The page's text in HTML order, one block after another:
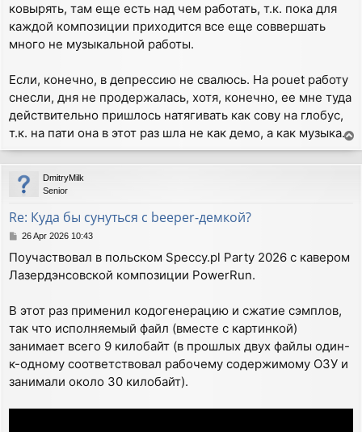
ковырять, там еще есть над чем работать, т.к. пока для
каждой композиции приходится все еще соввершать
много не музыкальной работы.
Если, конечно, в депрессию не свалюсь. На pouet работу
снесли, дня не продержалась, хотя, конечно, ее мне туда
действительно пришлось натягивать как сову на глобус,
т.к. на пати она в этот раз шла не как демо, а как музыка.
o
p
DmitryMilk
Senior
Re: Куда бы сунуться с beeper-демкой?
P
s
t
26 Apr 2026 10:43
Поучаствовал в польском Speccy.pl Party 2026 с кавером
Лазердэнсовской композиции PowerRun.
В этот раз применил кодогенерацию и сжатие сэмплов,
так что исполняемый файл (вместе с картинкой)
занимает всего 9 килобайт (в прошлых двух файлы один-
к-одному соответствовал рабочему содержимому ОЗУ и
занимали около 30 килобайт).